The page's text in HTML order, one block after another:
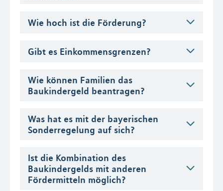
Wie hoch ist die Förderung?
Gibt es Einkommensgrenzen?
Wie können Familien das
Baukindergeld beantragen?
Was hat es mit der bayerischen
Sonderregelung auf sich?
Ist die Kombination des
Baukindergelds mit anderen
Fördermitteln möglich?